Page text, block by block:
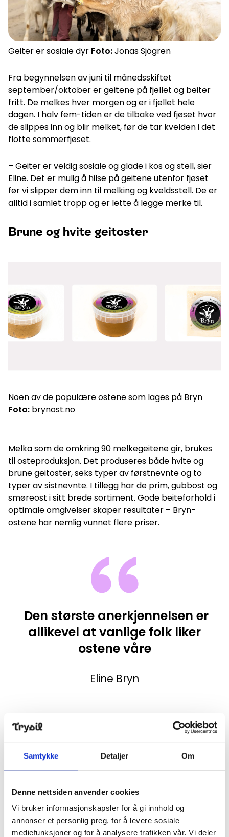
Samtykke Detaljer Om
Denne nettsiden anvender cookies
Vi bruker informasjonskapsler for å gi innhold og
annonser et personlig preg, for å levere sosiale
mediefunksjoner og for å analysere trafikken vår. Vi deler
Geiter er sosiale dyr Foto:Jonas Sjögren
Fra begynnelsen av juni til månedsskiftet
september/oktober er geitene på fjellet og beiter
fritt. De melkes hver morgen og er i fjellet hele
dagen. I halv fem-tiden er de tilbake ved fjøset hvor
de slippes inn og blir melket, før de tar kvelden i det
flotte sommerfjøset.
– Geiter er veldig sosiale og glade i kos og stell, sier
Eline. Det er mulig å hilse på geitene utenfor fjøset
før vi slipper dem inn til melking og kveldsstell. De er
alltid i samlet tropp og er lette å legge merke til.
Brune og hvite geitoster
Noen av de populære ostene som lages på Bryn
Foto: brynost.no
Melka som de omkring 90 melkegeitene gir, brukes
til osteproduksjon. Det produseres både hvite og
brune geitoster, seks typer av førstnevnte og to
typer av sistnevnte. I tillegg har de prim, gubbost og
smøreost i sitt brede sortiment. Gode beiteforhold i
optimale omgivelser skaper resultater – Bryn-
ostene har nemlig vunnet flere priser.
Den største anerkjennelsen er
allikevel at vanlige folk liker
ostene våre
Eline Bryn
– Vi har vunnet flere medaljer, forteller Eline Bryn.
Både bronse, sølv og gull i «NM i ost» og i «Det norske
heter Geit-ryggen, og med den kom vi til delfinalen i
«Det Norske Måltid» i 2021. Dette er anerkjennelser vi
allikevel at vanlige folk liker ostene våre.
Mange og lange dager